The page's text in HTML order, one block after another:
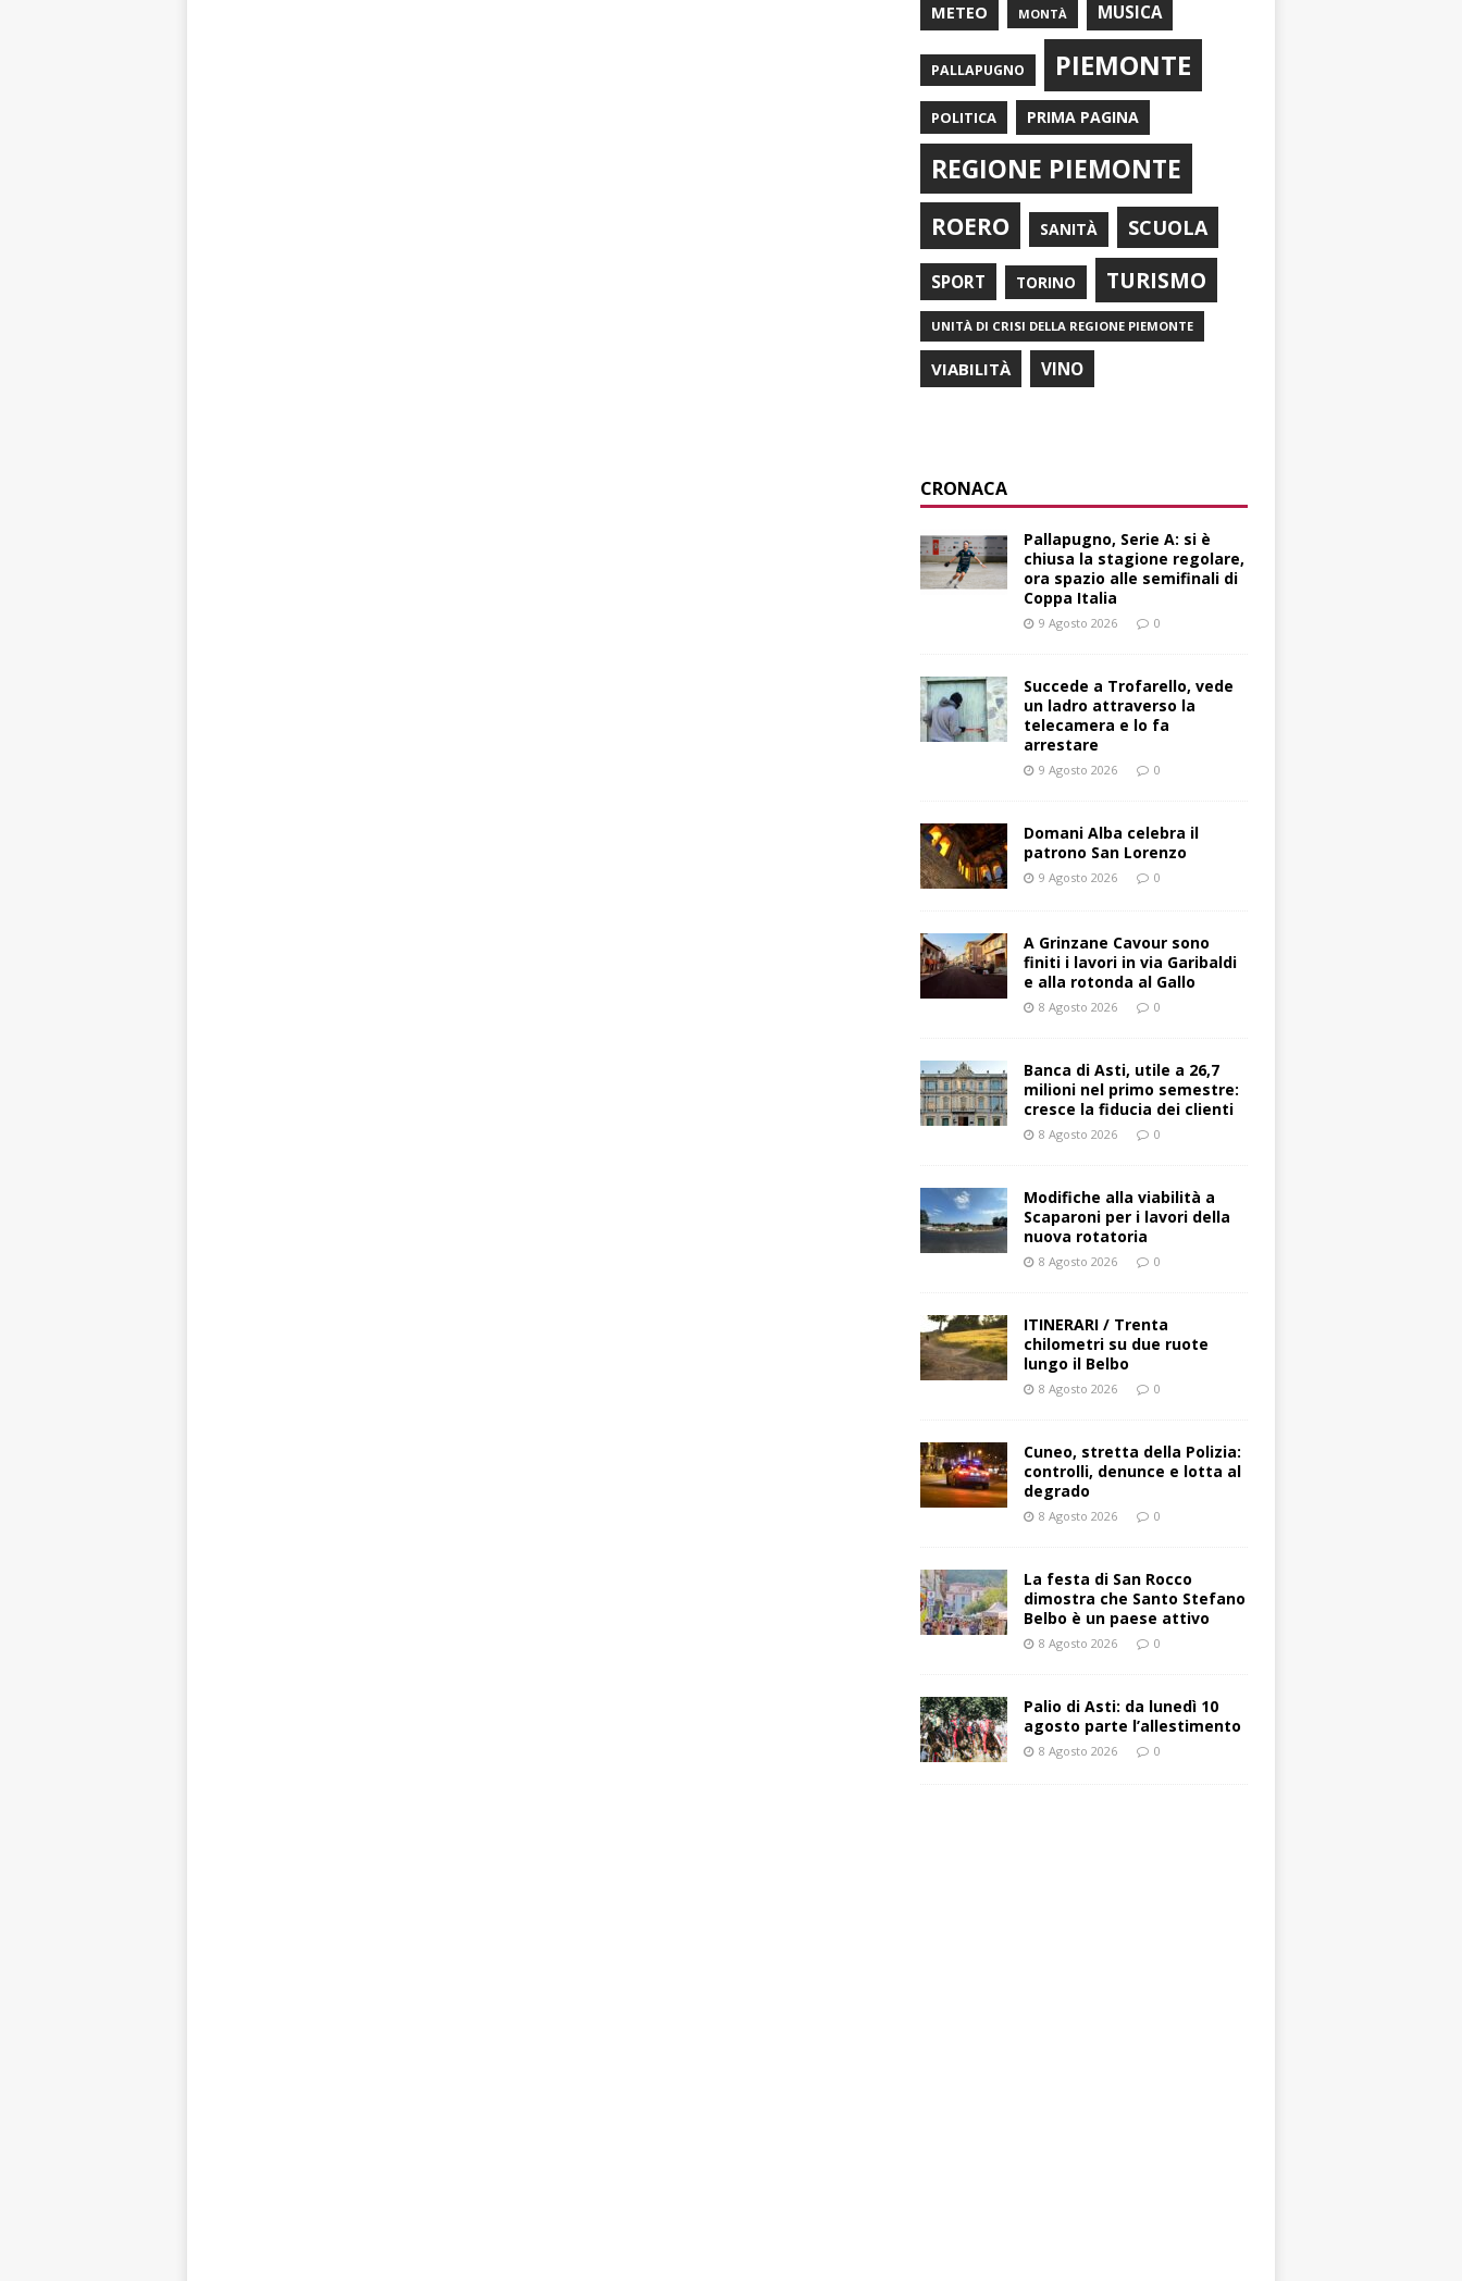
METEO MONTÀ MUSICA
PALLAPUGNO PIEMONTE
POLITICA PRIMA PAGINA
REGIONE PIEMONTE
ROERO SANITÀ SCUOLA
SPORT TORINO TURISMO
UNITÀ DI CRISI DELLA REGIONE PIEMONTE
VIABILITÀ VINO
CRONACA
Pallapugno, Serie A: si è
chiusa la stagione regolare,
ora spazio alle semifinali di
Coppa Italia
9 Agosto 2026 0
Succede a Trofarello, vede
un ladro attraverso la
telecamera e lo fa
arrestare
9 Agosto 2026 0
Domani Alba celebra il
patrono San Lorenzo
9 Agosto 2026 0
A Grinzane Cavour sono
finiti i lavori in via Garibaldi
e alla rotonda al Gallo
8 Agosto 2026 0
Banca di Asti, utile a 26,7
milioni nel primo semestre:
cresce la fiducia dei clienti
8 Agosto 2026 0
Modifiche alla viabilità a
Scaparoni per i lavori della
nuova rotatoria
8 Agosto 2026 0
ITINERARI / Trenta
chilometri su due ruote
lungo il Belbo
8 Agosto 2026 0
Cuneo, stretta della Polizia:
controlli, denunce e lotta al
degrado
8 Agosto 2026 0
La festa di San Rocco
dimostra che Santo Stefano
Belbo è un paese attivo
8 Agosto 2026 0
Palio di Asti: da lunedì 10
agosto parte l’allestimento
8 Agosto 2026 0